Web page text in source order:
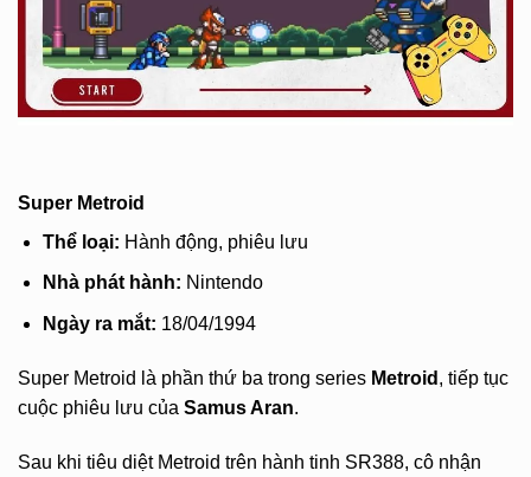
Super Metroid
Thể loại: Hành động, phiêu lưu
Nhà phát hành: Nintendo
Ngày ra mắt: 18/04/1994
Super Metroid là phần thứ ba trong series Metroid , tiếp tục
cuộc phiêu lưu của Samus Aran.
Sau khi tiêu diệt Metroid trên hành tinh SR388, cô nhận